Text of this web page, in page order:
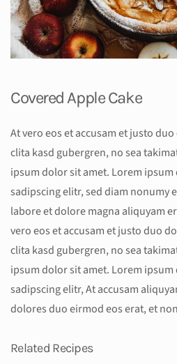
Covered Apple Cake
At vero eos et accusam et justo
clita kasd gubergren, no sea
ipsum dolor sit amet. Lorem
sadipscing elitr, sed diam
labore et dolore magna aliquyam
vero eos et accusam et justo duo
clita kasd gubergren, no sea
ipsum dolor sit amet. Lorem
sadipscing elitr, At accusam
dolores duo eirmod eos erat, et
Related Recipes